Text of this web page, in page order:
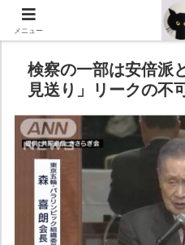
検察の一部は安倍派
見送り」リークの不
メニュー